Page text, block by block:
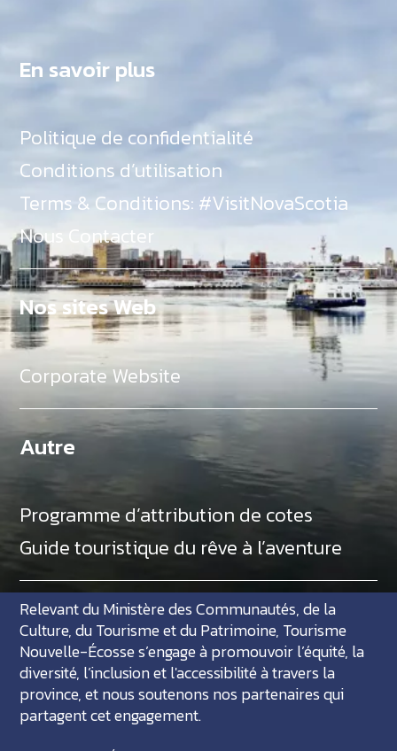
En savoir plus
Politique de confidentialité
Conditions d’utilisation
Terms & Conditions: #VisitNovaScotia
Nous Contacter
Nos sites Web
Corporate Website
Autre
Programme d’attribution de cotes
Guide touristique du rêve à l’aventure
Relevant du Ministère des Communautés, de la
Culture, du Tourisme et du Patrimoine, Tourisme
Nouvelle-Écosse s’engage à promouvoir l’équité, la
diversité, l’inclusion et l'accessibilité à travers la
province, et nous soutenons nos partenaires qui
partagent cet engagement.